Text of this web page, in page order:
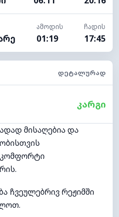
ამოდის
01:19
ჩადის
17:45
ᲓᲔᲢᲐᲚᲣᲠᲐᲓ
კარგი
მისაღებია და
ჩვეულებრივ რეჟიმში